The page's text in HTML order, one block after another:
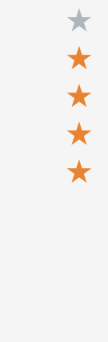
★
★
★
★
★